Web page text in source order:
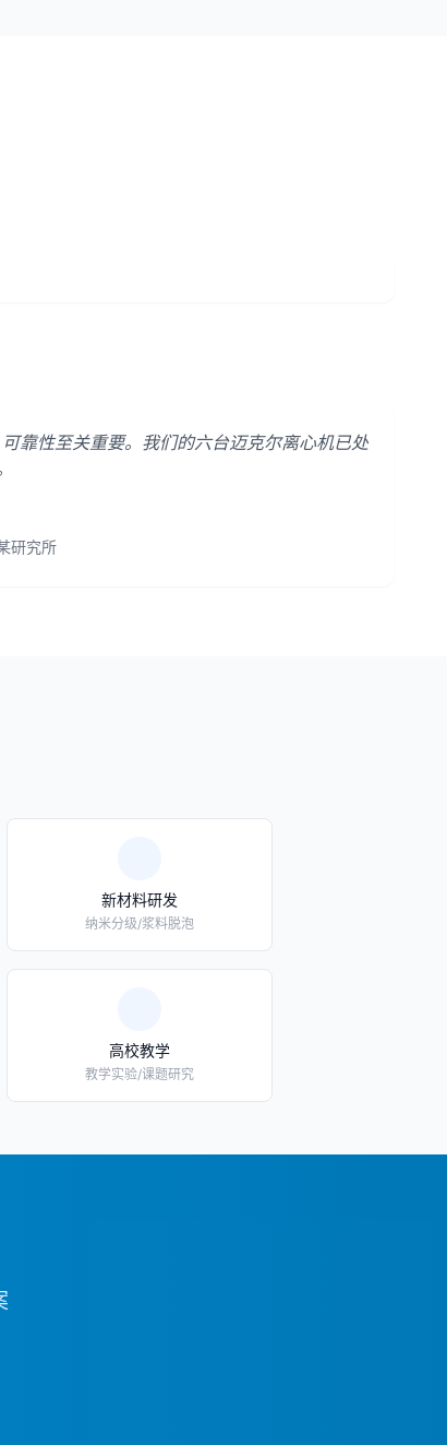
靠性至关重要。我们的六台迈克尔离心机已处
研究所
新材料研发
纳米分级/浆料脱泡
高校教学
教学实验/课题研究